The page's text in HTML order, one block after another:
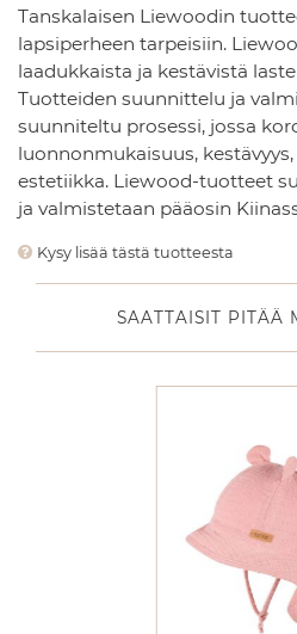
Tanskalaisen Liewoodin
lapsiperheen tarpeisiin.
laadukkaista ja kestävistä
Tuotteiden suunnittelu ja
suunniteltu prosessi, jossa
luonnonmukaisuus,
estetiikka. Liewood-tuotteet
ja valmistetaan pääosin
Kysy lisää tästä tuotteesta
SAATTAISIT PITÄÄ